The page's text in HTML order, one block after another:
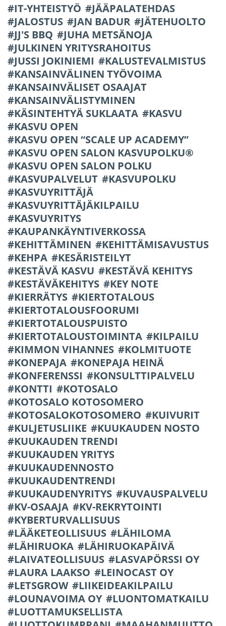
IT-YHTEISTYÖ
JÄÄPALATEHDAS
JALOSTUS
JAN BADUR
JÄTEHUOLTO
JJ'S BBQ
JUHA METSÄNOJA
JULKINEN YRITYSRAHOITUS
JUSSI JOKINIEMI
KALUSTEVALMISTUS
KANSAINVÄLINEN TYÖVOIMA
KANSAINVÄLISET OSAAJAT
KANSAINVÄLISTYMINEN
KÄSINTEHTYÄ SUKLAATA
KASVU
KASVU OPEN
KASVU OPEN “SCALE UP ACADEMY”
KASVU OPEN SALON KASVUPOLKU®
KASVU OPEN SALON POLKU
KASVUPALVELUT
KASVUPOLKU
KASVUYRITTÄJÄ
KASVUYRITTÄJÄKILPAILU
KASVUYRITYS
KAUPANKÄYNTIVERKOSSA
KEHITTÄMINEN
KEHITTÄMISAVUSTUS
KEHPA
KESÄRISTEILYT
KESTÄVÄ KASVU
KESTÄVÄ KEHITYS
KESTÄVÄKEHITYS
KEY NOTE
KIERRÄTYS
KIERTOTALOUS
KIERTOTALOUSFOORUMI
KIERTOTALOUSPUISTO
KIERTOTALOUSTOIMINTA
KILPAILU
KIMMON VIHANNES
KOLMITUOTE
KONEPAJA
KONEPAJA HEINÄ
KONFERENSSI
KONSULTTIPALVELU
KONTTI
KOTOSALO
KOTOSALO KOTOSOMERO
KOTOSALOKOTOSOMERO
KUIVURIT
KULJETUSLIIKE
KUUKAUDEN NOSTO
KUUKAUDEN TRENDI
KUUKAUDEN YRITYS
KUUKAUDENNOSTO
KUUKAUDENTRENDI
KUUKAUDENYRITYS
KUVAUSPALVELU
KV-OSAAJA
KV-REKRYTOINTI
KYBERTURVALLISUUS
LÄÄKETEOLLISUUS
LÄHILOMA
LÄHIRUOKA
LÄHIRUOKAPÄIVÄ
LAIVATEOLLISUUS
LASVAPÖRSSI OY
LAURA LAAKSO
LEINOCAST OY
LETSGROW
LIIKEIDEAKILPAILU
LOUNAVOIMA OY
LUONTOMATKAILU
LUOTTAMUKSELLISTA